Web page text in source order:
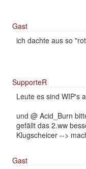
Gast
ich dachte aus so
SupporteR
Leute es sind WIP's
und @ Acid_Burn
gefällt das 2.ww
Klugscheicer -->
Gast